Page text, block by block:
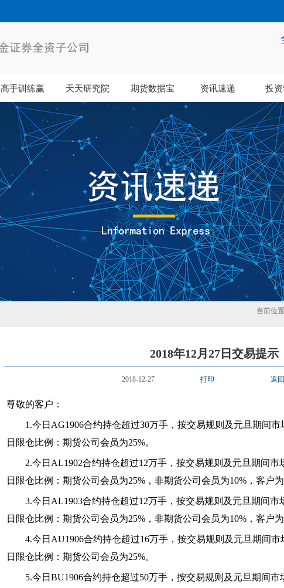
高手训练赢 天天研究院 期货数据宝 资讯速递 投
当前位置
2018年12月27日交易提示
2018-12-27 打印 返回
尊敬的客户：
1.今日AG1906合约持仓超过30万手，按交易规则及元旦期间
日限仓比例：期货公司会员为25%。
2.今日AL1902合约持仓超过12万手，按交易规则及元旦期间
日限仓比例：期货公司会员为25%，非期货公司会员为10%，客户为
3.今日AL1903合约持仓超过12万手，按交易规则及元旦期间
日限仓比例：期货公司会员为25%，非期货公司会员为10%，客户为
4.今日AU1906合约持仓超过16万手，按交易规则及元旦期间
日限仓比例：期货公司会员为25%。
5.今日BU1906合约持仓超过50万手，按交易规则及元旦期间